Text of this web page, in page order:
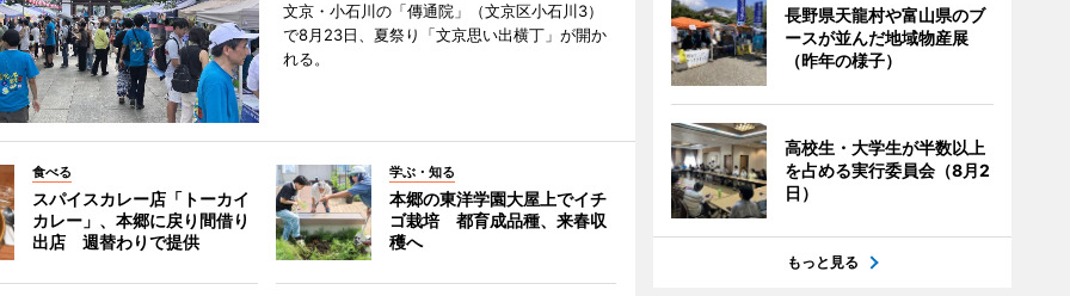
文京・小石川の「傳通院」（文京区小石川3）
で8月23日、夏祭り「文京思い出横丁」が開か
れる。
食べる
スパイスカレー店「トーカイ
カレー」、本郷に戻り間借り
出店 週替わりで提供
学ぶ・知る
本郷の東洋学園大屋上でイチ
ゴ栽培 都育成品種、来春収
穫へ
長野県天龍村や富山県のブ
ースが並んだ地域物産展
（昨年の様子）
高校生・大学生が半数以上
を占める実行委員会（8月2
日）
もっと見る